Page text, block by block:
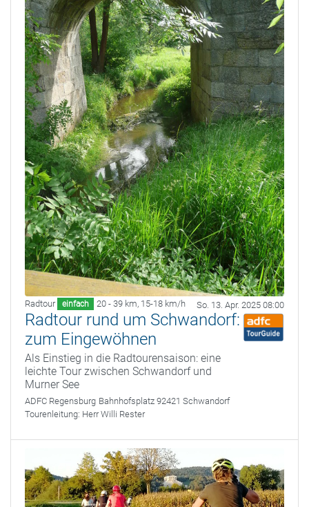
Radtour einfach 20 - 39 km, 15-18 km/h So. 13. Apr. 2025 08:00
Radtour rund um Schwandorf:
zum Eingewöhnen
Als Einstieg in die Radtourensaison: eine
leichte Tour zwischen Schwandorf und
Murner See
ADFC Regensburg Bahnhofsplatz 92421 Schwandorf
Tourenleitung: Herr Willi Rester